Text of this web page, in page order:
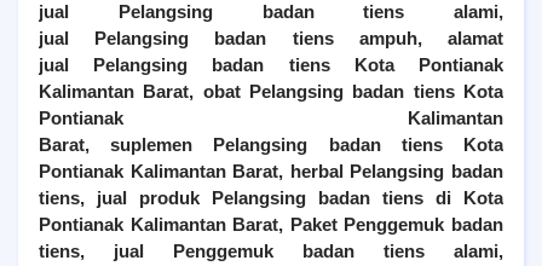
jual Pelangsingbadan tiens alami,
jual Pelangsing badan tiens ampuh, alamat
jual Pelangsing badan tiens Kota Pontianak
Kalimantan Barat, obat Pelangsing badan tiens Kota
Pontianak Kalimantan
Barat, suplemen Pelangsing badan tiens Kota
Pontianak Kalimantan Barat, herbal Pelangsing badan
tiens, jual produk Pelangsing badan tiens di Kota
Pontianak Kalimantan Barat, Paket Penggemuk badan
tiens, jual Penggemuk badan tiens alami,